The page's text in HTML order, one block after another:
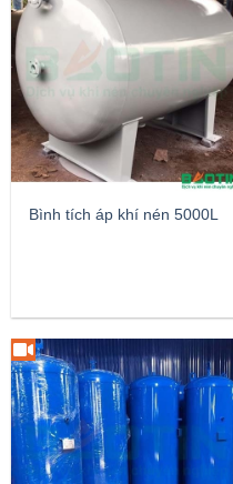
Bình tích áp khí nén 5000L